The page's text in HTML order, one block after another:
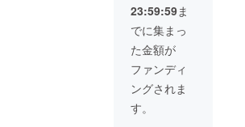
数量４口以上購
入の場合は、中
（高さ３ｃｍ程
度） ・支援時、
必ず備考欄に希
望されるお名前
をご記入くださ
い。 【粗品の提
供】 ・粗品
23:59:59ま
でに集まっ
た金額が
ファンディ
ングされま
す。